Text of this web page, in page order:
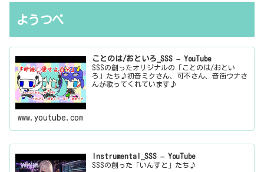
ようつべ
ことのは/おといろ_SSS – YouTube
SSSの創ったオリジナルの「ことのは/おとい
ろ」たち♪初音ミクさん、可不さん、音街ウナさ
んが歌ってくれています♪
www.youtube.com
Instrumental_SSS – YouTube
SSSの創った「いんすと」たち♪